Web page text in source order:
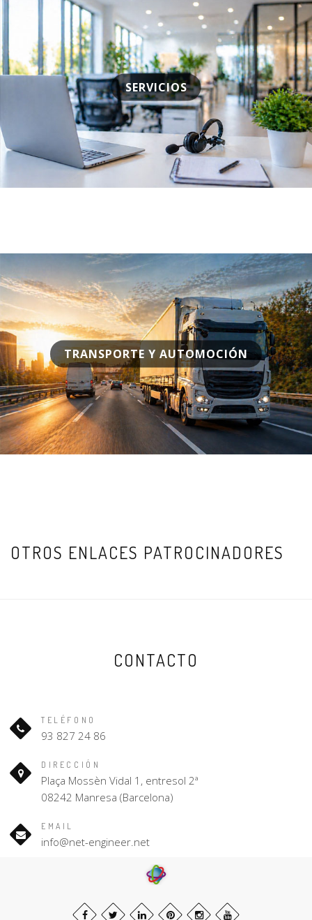
SERVICIOS
TRANSPORTE Y AUTOMOCIÓN
OTROS ENLACES PATROCINADORES
CONTACTO
TELÉFONO
93 827 24 86
DIRECCIÓN
Plaça Mossèn Vidal 1, entresol 2ª
08242 Manresa (Barcelona)
EMAIL
info@net-engineer.net